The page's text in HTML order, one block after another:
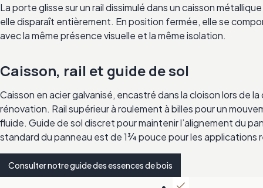
La porte glisse sur un rail dissimulé dans un caisson
elle disparaît entièrement. En position fermée, elle se
avec la même présence visuelle et la même isolation.
Caisson, rail et guide de sol
Caisson en acier galvanisé, encastré dans la cloison lors de
rénovation. Rail supérieur à roulement à billes pour un
fluide. Guide de sol discret pour maintenir l’alignement du
standard du panneau est de 1¾ pouce pour les applications
Consulter notre guide des essences de bois